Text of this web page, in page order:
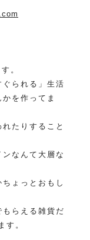
。
られる」生活
を作ってま
たりすること
なんて大層な
ょっとおもし
らえる雑貨だ
す。